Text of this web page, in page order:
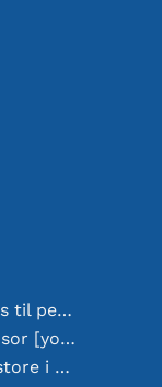
Lodning som en professionel: Tips til perfekte elektroniske forbindelser
Valg af den rigtige temperatursensor [youtube]
18650 Batterier: Små i størrelse, store i ydeevne